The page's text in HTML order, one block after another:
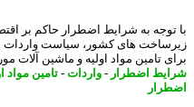
به شرایط اضطرار حاکم بر
های کشور، سیاست واردات بدون
تامین مواد اولیه و ماشین آلات مورد
اضطرار- واردات - تامین مواد اولیه